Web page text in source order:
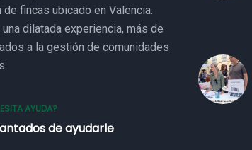
fincas ubicado en Valencia.
dilatada experiencia, más de
a la gestión de comunidades
AYUDA?
de ayudarle